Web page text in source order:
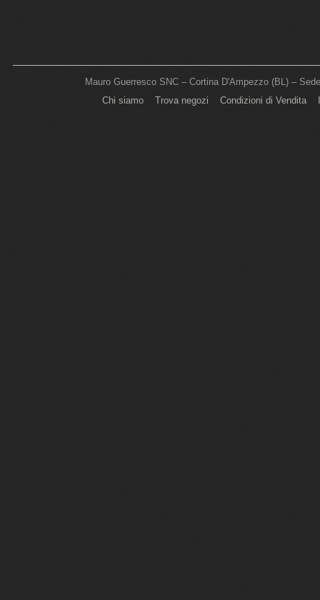
Mauro Guerresco SNC – Cortina D'Ampezzo (BL) –
Chi siamo
Trova negozi Condizioni di Vendita